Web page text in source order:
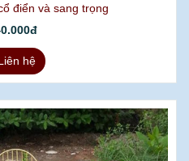
cổ điển và sang trọng
hệ